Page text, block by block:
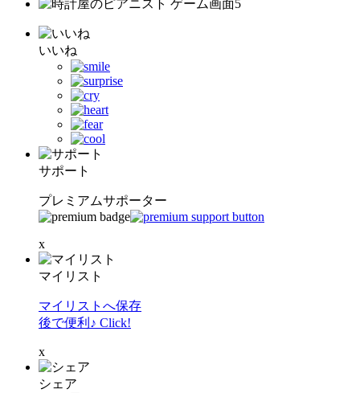
いいね
サポート
プレミアムサポーター
x
マイリスト
マイリストへ保存
後で便利♪ Click!
x
シェア